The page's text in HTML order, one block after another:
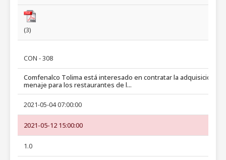
(3)
CON - 308
Comfenalco Tolima está interesado en contratar la adquisición de
menaje para los restaurantes de l...
2021-05-04 07:00:00
2021-05-12 15:00:00
1.0